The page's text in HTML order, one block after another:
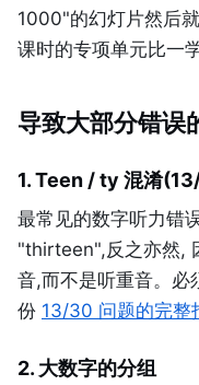
1000"的幻灯片然后
课时的专项单元比一
导致大部分错误
1. Teen / ty 混淆
最常见的数字听力错
"thirteen",反之亦然,
音,而不是听重音。必
份 13/30 问题的完整
2. 大数字的分组